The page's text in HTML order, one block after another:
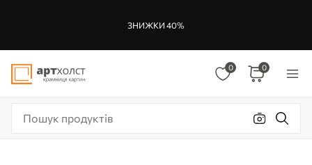
ЗНИЖКИ 40%
0 0